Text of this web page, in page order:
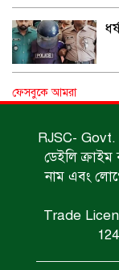
ফেসবুকে আমরা
RJSC-
ডেইলি
নাম এবং
Trade